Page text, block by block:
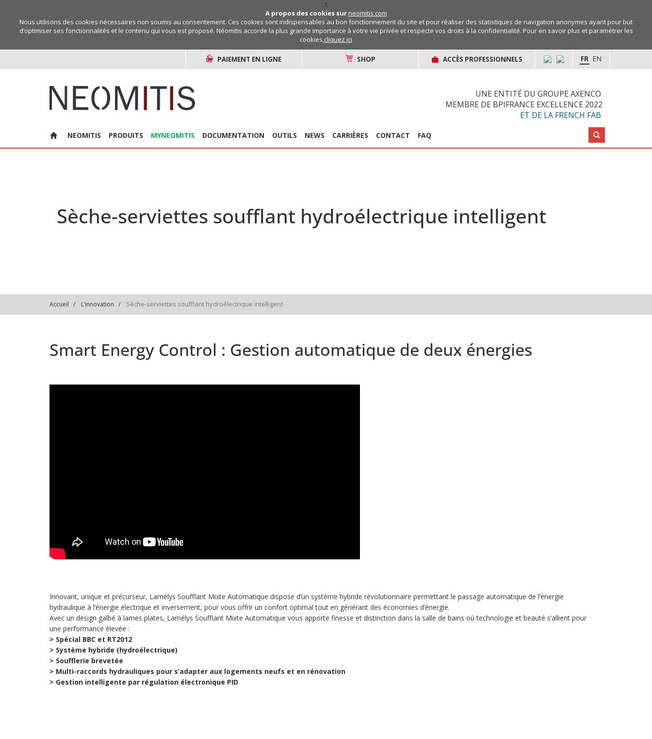
X
A propos des cookies sur neomitis.com
Nous utilisons des cookies nécessaires non soumis au consentement. Ces cookies sont indispensables au bon fonctionnement du site et pour réaliser des statistiques de navigation anonymes ayant pour but
d’optimiser ses fonctionnalités et le contenu qui vous est proposé. Néomitis accorde la plus grande importance à votre vie privée et respecte vos droits à la confidentialité. Pour en savoir plus et paramétrer les
cookies,cliquez ici
PAIEMENT EN LIGNE SHOP ACCÈS PROFESSIONNELS EN
FR
UNE ENTITÉ DU GROUPE AXENCO
MEMBRE DE BPIFRANCE EXCELLENCE 2022
ET DE LA FRENCH FAB
NEOMITIS PRODUITS MYNEOMITIS DOCUMENTATION OUTILS NEWS CARRIÈRES CONTACT FAQ
Sèche-serviettes soufflant hydroélectrique intelligent
Accueil L’innovation Sèche-serviettes soufflant hydroélectrique intelligent
Smart Energy Control : Gestion automatique de deux énergies
Innovant, unique et précurseur, Lamélys Soufflant Mixte Automatique dispose d’un système hybride révolutionnaire permettant le passage automatique de l’énergie
hydraulique à l’énergie électrique et inversement, pour vous offrir un confort optimal tout en générant des économies d’énergie.
Avec un design galbé à lames plates, Lamélys Soufflant Mixte Automatique vous apporte finesse et distinction dans la salle de bains où technologie et beauté s’allient pour
une performance élevée :
> Spécial BBC et RT2012
> Système hybride (hydroélectrique)
> Soufflerie brevetée
> Multi-raccords hydrauliques pour s’adapter aux logements neufs et en rénovation
> Gestion intelligente par régulation électronique PID